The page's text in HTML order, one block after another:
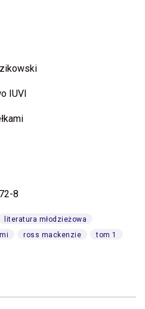
IUVI
8
literatura młodzieżowa
ross mackenzie
tom 1